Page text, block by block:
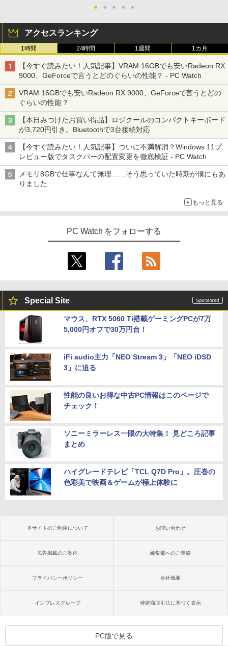
● ● ● ● ●
アクセスランキング
1時間 24時間 1週間 1カ月
【今すぐ読みたい！人気記事】VRAM 16GBでも安いRadeon RX
9000、GeForceで言うとどのぐらいの性能？ - PC Watch
VRAM 16GBでも安いRadeon RX 9000、GeForceで言うとどの
ぐらいの性能？
【本日みつけたお買い得品】ロジクールのコンパクトキーボード
が3,720円引き。Bluetoothで3台接続対応
【今すぐ読みたい！人気記事】ついに不満解消？Windows 11プ
レビュー版でタスクバーの配置変更を徹底検証 - PC Watch
メモリ8GBで仕事なんて無理……そう思っていた時期が僕にもあ
りました
もっと見る
PC Watch をフォローする
Special Site
マウス、RTX 5060 Ti搭載ゲーミングPCが7万
5,000円オフで30万円台！
iFi audio主力「NEO Stream 3」「NEO iDSD
3」に迫る
性能の良いお得な中古PC情報はこのページで
チェック！
ソニーミラーレス一眼の大特集！ 見どころ記事
まとめ
ハイグレードテレビ「TCL Q7D Pro」。圧巻の
色彩美で映画＆ゲームが極上体験に
本サイトのご利用について お問い合わせ
広告掲載のご案内 編集部へのご連絡
プライバシーポリシー 会社概要
インプレスグループ 特定商取引法に基づく表示
PC版で見る